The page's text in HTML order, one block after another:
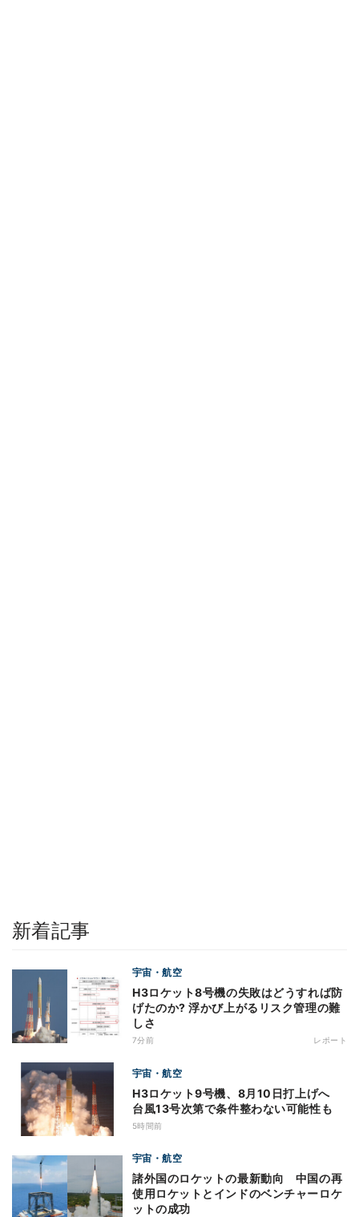
新着記事
宇宙・航空
H3ロケット8号機の失敗はどうすれば防
げたのか? 浮かび上がるリスク管理の難
しさ
7分前 レポート
宇宙・航空
H3ロケット9号機、8月10日打上げへ
台風13号次第で条件整わない可能性も
5時間前
宇宙・航空
諸外国のロケットの最新動向 中国の再
使用ロケットとインドのベンチャーロケ
ットの成功